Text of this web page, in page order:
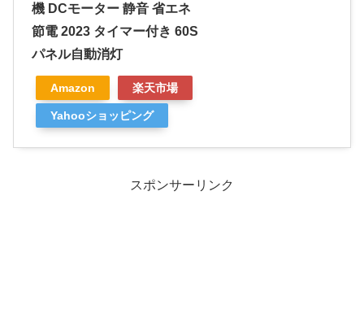
機 DCモーター 静音 省エネ
節電 2023 タイマー付き 60S
パネル自動消灯
Amazon 楽天市場
Yahooショッピング
スポンサーリンク